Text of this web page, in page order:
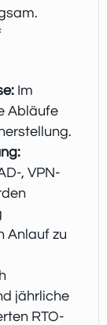
Im
Abläufe
, VPN-
Anlauf zu
jährliche
RTO-